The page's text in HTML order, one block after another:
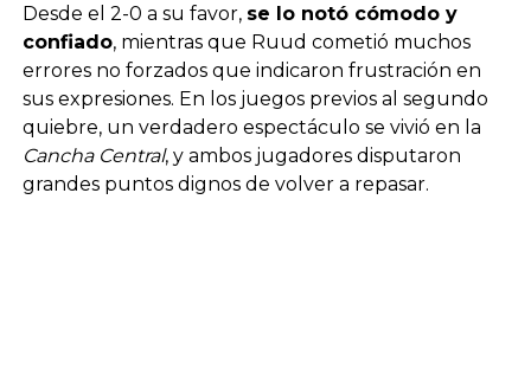
Desde el 2-0 a su favor, se lo notó cómodo y
confiado, mientras que Ruud cometió muchos
errores no forzados que indicaron frustración en
sus expresiones. En los juegos previos al segundo
quiebre, un verdadero espectáculo se vivió en la
Cancha Central, y ambos jugadores disputaron
grandes puntos dignos de volver a repasar.